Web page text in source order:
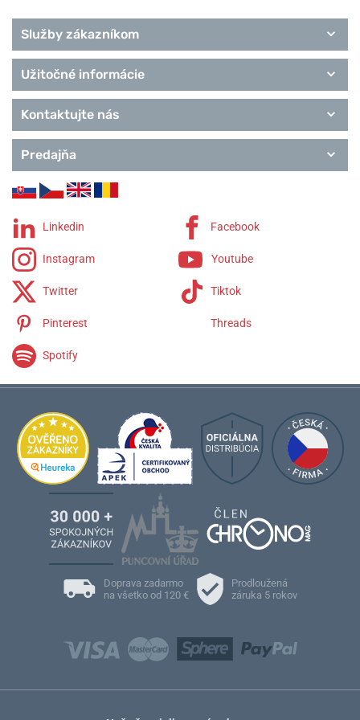
Služby zákazníkom
Užitočné informácie
Kontaktujte nás
Predajňa
Linkedin Facebook
Instagram Youtube
Twitter Tiktok
Pinterest Threads
Spotify
Doprava zadarmo
na všetko od 120 €
Prodloužená
záruka 5 rokov